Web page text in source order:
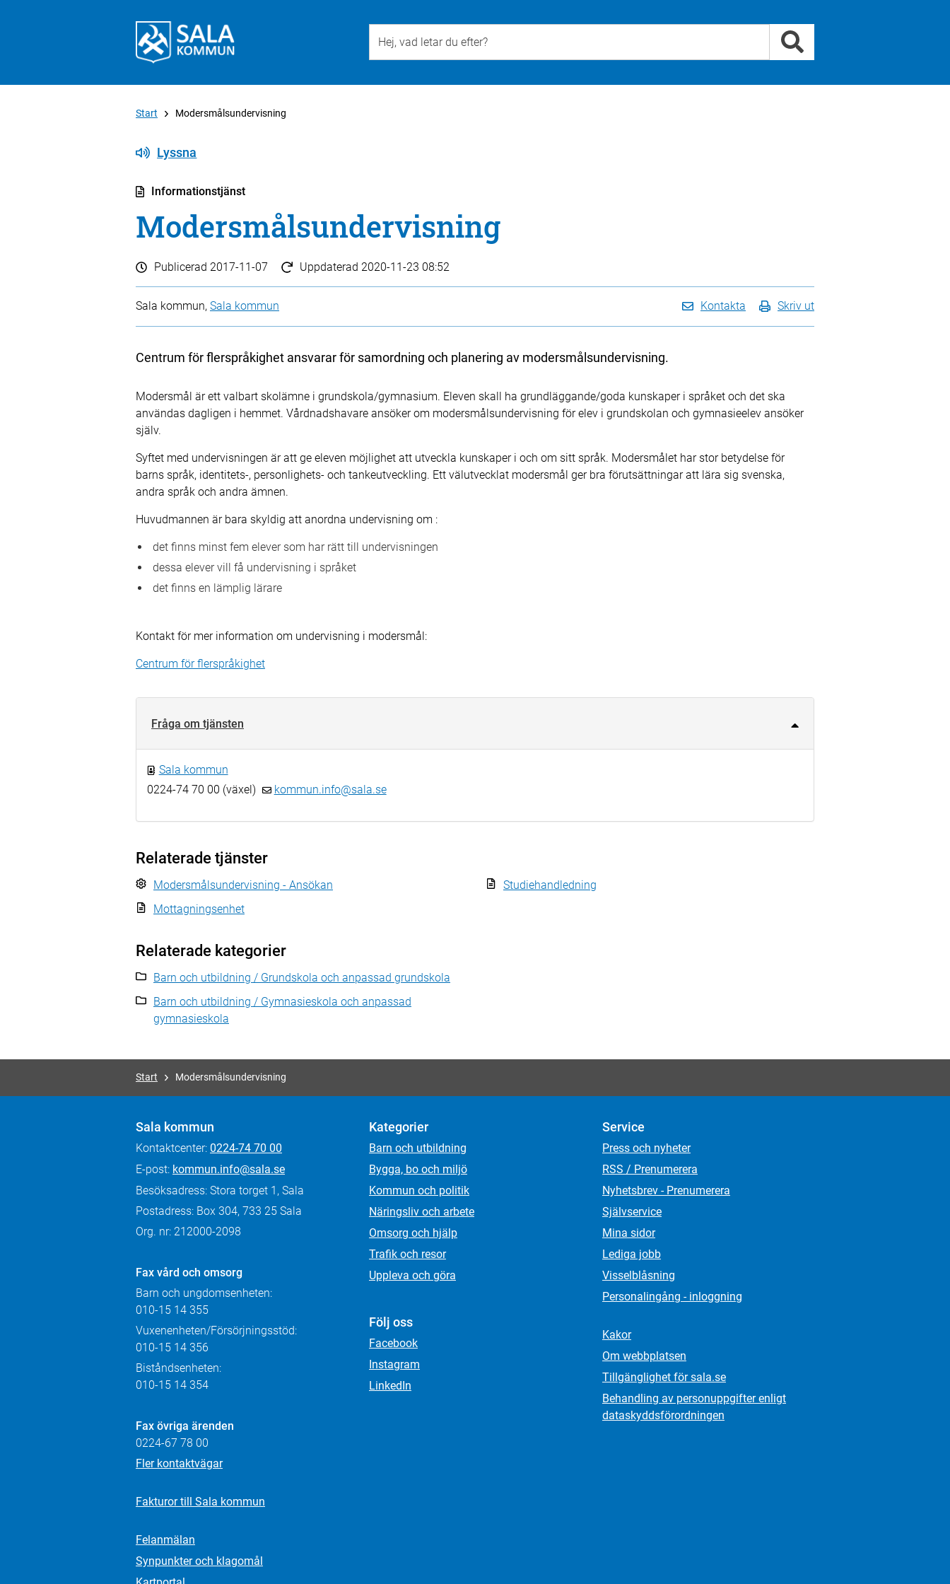
Start Modersmålsundervisning
Lyssna
Informationstjänst
Modersmålsundervisning
Publicerad 2017-11-07 Uppdaterad 2020-11-23 08:52
Sala kommun, Sala kommun Kontakta Skriv ut
Centrum för flerspråkighet ansvarar för samordning och planering av modersmålsundervisning.
Modersmål är ett valbart skolämne i grundskola/gymnasium. Eleven skall ha grundläggande/goda kunskaper i språket och det ska
användas dagligen i hemmet. Vårdnadshavare ansöker om modersmålsundervisning för elev i grundskolan och gymnasieelev ansöker
själv.
Syftet med undervisningen är att ge eleven möjlighet att utveckla kunskaper i och om sitt språk. Modersmålet har stor betydelse för
barns språk, identitets-, personlighets- och tankeutveckling. Ett välutvecklat modersmål ger bra förutsättningar att lära sig svenska,
andra språk och andra ämnen.
Huvudmannen är bara skyldig att anordna undervisning om :
det finns minst fem elever som har rätt till undervisningen
dessa elever vill få undervisning i språket
det finns en lämplig lärare
Kontakt för mer information om undervisning i modersmål:
Centrum för flerspråkighet
Fråga om tjänsten
Sala kommun
0224-74 70 00 (växel)
kommun.info@sala.se
Relaterade tjänster
Modersmålsundervisning - Ansökan
Mottagningsenhet
Studiehandledning
Relaterade kategorier
Barn och utbildning / Grundskola och anpassad grundskola
Barn och utbildning / Gymnasieskola och anpassad
gymnasieskola
Start Modersmålsundervisning
Sala kommun
Kontaktcenter: 0224-74 70 00
E-post: kommun.info@sala.se
Besöksadress: Stora torget 1, Sala
Postadress: Box 304, 733 25 Sala
Org. nr: 212000-2098
Fax vård och omsorg
Barn och ungdomsenheten:
010-15 14 355
Vuxenenheten/Försörjningsstöd:
010-15 14 356
Biståndsenheten:
010-15 14 354
Fax övriga ärenden
0224-67 78 00
Fler kontaktvägar
Fakturor till Sala kommun
Felanmälan
Synpunkter och klagomål
Kategorier
Barn och utbildning
Bygga, bo och miljö
Kommun och politik
Näringsliv och arbete
Omsorg och hjälp
Trafik och resor
Uppleva och göra
Följ oss
Facebook
Instagram
LinkedIn
Service
Press och nyheter
RSS / Prenumerera
Nyhetsbrev - Prenumerera
Självservice
Mina sidor
Lediga jobb
Visselblåsning
Personalingång - inloggning
Kakor
Om webbplatsen
Tillgänglighet för sala.se
Behandling av personuppgifter enligt
dataskydds­förordningen